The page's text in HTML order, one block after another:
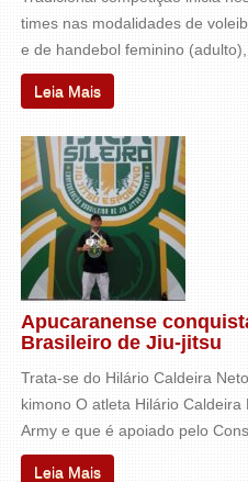
times nas modalidades de
e de handebol feminino (adulto),
Leia Mais
Apucaranense
Brasileiro de Jiu-jitsu
Trata-se do Hilário Caldeira
kimono O atleta Hilário
Army e que é apoiado pelo
Leia Mais